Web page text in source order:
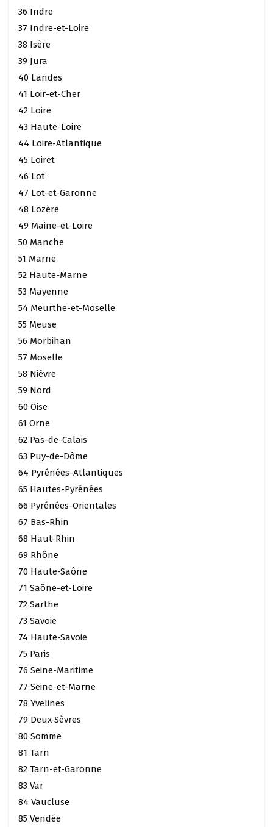
36 Indre
37 Indre-et-Loire
38 Isère
39 Jura
40 Landes
41 Loir-et-Cher
42 Loire
43 Haute-Loire
44 Loire-Atlantique
45 Loiret
46 Lot
47 Lot-et-Garonne
48 Lozère
49 Maine-et-Loire
50 Manche
51 Marne
52 Haute-Marne
53 Mayenne
54 Meurthe-et-Moselle
55 Meuse
56 Morbihan
57 Moselle
58 Nièvre
59 Nord
60 Oise
61 Orne
62 Pas-de-Calais
63 Puy-de-Dôme
64 Pyrénées-Atlantiques
65 Hautes-Pyrénées
66 Pyrénées-Orientales
67 Bas-Rhin
68 Haut-Rhin
69 Rhône
70 Haute-Saône
71 Saône-et-Loire
72 Sarthe
73 Savoie
74 Haute-Savoie
75 Paris
76 Seine-Maritime
77 Seine-et-Marne
78 Yvelines
79 Deux-Sèvres
80 Somme
81 Tarn
82 Tarn-et-Garonne
83 Var
84 Vaucluse
85 Vendée